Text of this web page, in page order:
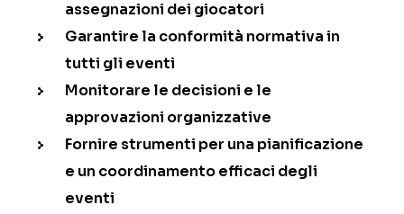
assegnazioni dei giocatori
Garantire la conformità normativa in
tutti gli eventi
Monitorare le decisioni e le
approvazioni organizzative
Fornire strumenti per una pianificazione
e un coordinamento efficaci degli
eventi